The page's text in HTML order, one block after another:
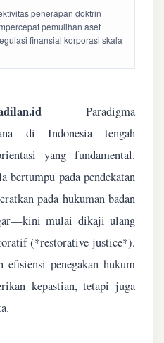
penerapan doktrin
pemulihan aset
finansial korporasi skala
– Paradigma
di Indonesia tengah
yang fundamental.
bertumpu pada pendekatan
pada hukuman badan
mulai dikaji ulang
(*restorative justice*).
penegakan hukum
kepastian, tetapi juga